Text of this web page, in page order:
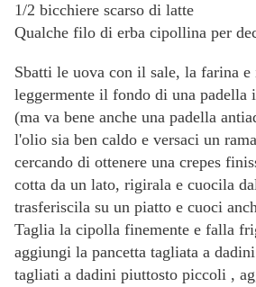
1/2 bicchiere scarso di latte
Qualche filo di erba cipollina per
Sbatti le uova con il sale, la farina
leggermente il fondo di una padella
(ma va bene anche una padella
l'olio sia ben caldo e versaci un
cercando di ottenere una crepes
cotta da un lato, rigirala e cuocila
trasferiscila su un piatto e cuoci
Taglia la cipolla finemente e falla
aggiungi la pancetta tagliata a
tagliati a dadini piuttosto piccoli ,